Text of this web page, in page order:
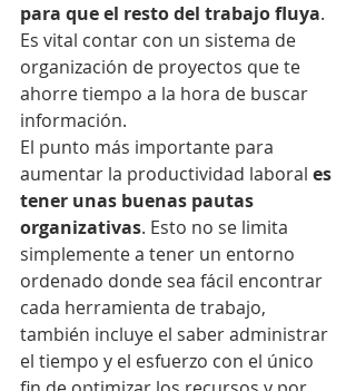
para que el resto del trabajo fluya.
Es vital contar con un sistema de
organización de proyectos que te
ahorre tiempo a la hora de buscar
información.
El punto más importante para
aumentar la productividad laboral es
tener unas buenas pautas
organizativas. Esto no se limita
simplemente a tener un entorno
ordenado donde sea fácil encontrar
cada herramienta de trabajo,
también incluye el saber administrar
el tiempo y el esfuerzo con el único